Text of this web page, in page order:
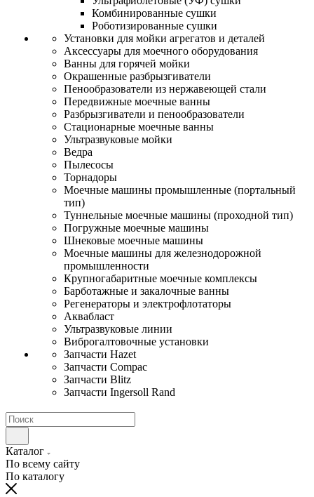
Комбинированные сушки
Роботизированные сушки
Установки для мойки агрегатов и деталей
Аксессуары для моечного оборудования
Ванны для горячей мойки
Окрашенные разбрызгиватели
Пенообразователи из нержавеющей стали
Передвижные моечные ванны
Разбрызгиватели и пенообразователи
Стационарные моечные ванны
Ультразвуковые мойки
Ведра
Пылесосы
Торнадоры
Моечные машины промышленные (портальный
тип)
Туннельные моечные машины (проходной тип)
Погружные моечные машины
Шнековые моечные машины
Моечные машины для железнодорожной
промышленности
Крупногабаритные моечные комплексы
Барботажные и закалочные ванны
Регенераторы и электрофлотаторы
Аквабласт
Ультразвуковые линии
Виброгалтовочные установки
Запчасти Hazet
Запчасти Compac
Запчасти Blitz
Запчасти Ingersoll Rand
Каталог
По всему сайту
По каталогу